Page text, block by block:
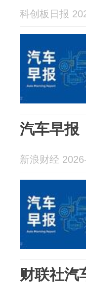
科创板日报
汽车早报
新浪财经
财联社汽